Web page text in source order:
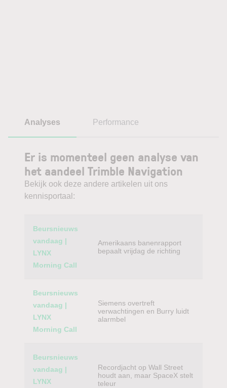
Analyses Performance
Er is momenteel geen analyse van
het aandeel Trimble Navigation
Bekijk ook deze andere artikelen uit ons
kennisportaal:
Category
Beursnieuws
vandaag |
LYNX
Morning Call
Amerikaans banenrapport
bepaalt vrijdag de richting
Beursnieuws
vandaag |
LYNX
Morning Call
Siemens overtreft
verwachtingen en Burry luidt
alarmbel
Beursnieuws
vandaag |
LYNX
Recordjacht op Wall Street
houdt aan, maar SpaceX stelt
teleur